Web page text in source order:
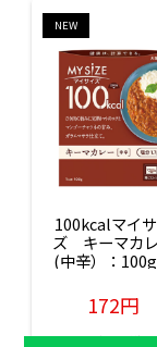
NEW
100kcalマイ
ズ　キーマカ
(中辛）：
172円
販売価格(税込)